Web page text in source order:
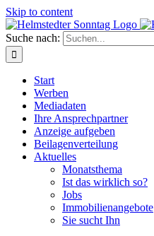
Skip to content
Suche nach:
Start
Werben
Mediadaten
Ihre Ansprechpartner
Anzeige aufgeben
Beilagenverteilung
Aktuelles
Monatsthema
Ist das wirklich so?
Jobs
Immobilienangebote
Sie sucht Ihn